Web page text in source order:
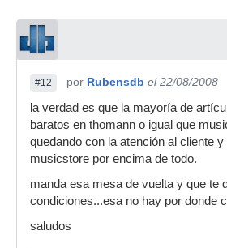
#12 por Rubensdb el 22/08/2008
la verdad es que la mayoría de
baratos en thomann o igual que
quedando con la atención al cliente
musicstore por encima de todo.
manda esa mesa de vuelta y que te
condiciones...esa no hay por donde
saludos